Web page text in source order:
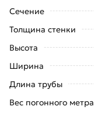
Сечение
Толщина стенки
Высота
Ширина
Длина трубы
Вес погонного метра